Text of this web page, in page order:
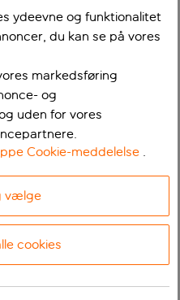
ydeevne og funktionalitet
du kan se på vores
markedsføring
og
uden for vores
Cookie-meddelelse .
vælge
cookies